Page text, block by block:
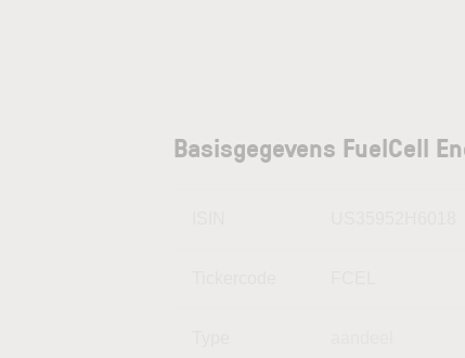
Basisgegevens FuelCell